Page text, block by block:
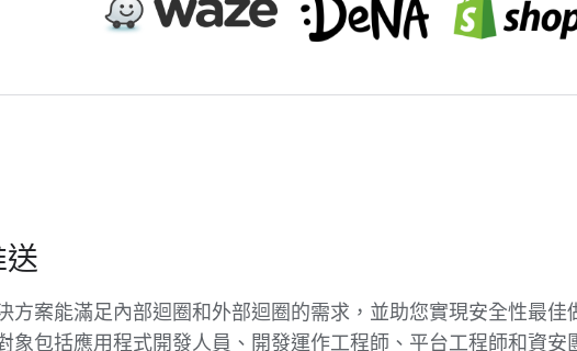
方案能滿足內部迴圈和外部迴圈的需求，並助您實現安全性最佳
象包括應用程式開發人員、開發運作工程師、平台工程師和資安